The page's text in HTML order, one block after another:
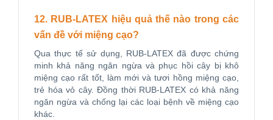
12. RUB-LATEX hiệu quả thế nào trong các
vấn đề với miệng cạo?
Qua thực tế sử dụng, RUB-LATEX đã được chứng
minh khả năng ngăn ngừa và phục hồi cây bị khô
miệng cạo rất tốt, làm mới và tươi hồng miệng cạo,
trẻ hóa vỏ cây. Đồng thời RUB-LATEX có khả năng
ngăn ngừa và chống lại các loại bệnh về miệng cạo
khác.